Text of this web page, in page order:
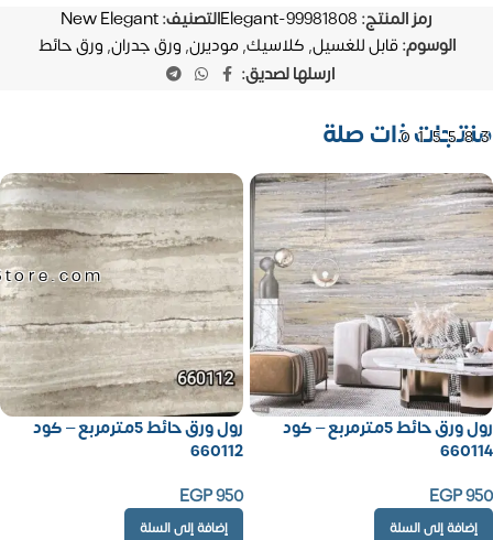
رمز المنتج: Elegant-99981808التصنيف:New Elegant
الوسوم:قابل للغسيل, كلاسيك,موديرن, ورق جدران, ورق حائط
ارسلها لصديق:
منتجات ذات صلة
رول ورق حائط 5مترمربع – كود
660114
EGP950
إضافة إلى السلة
رول ورق حائط 5مترمربع – كود
660112
EGP950
إضافة إلى السلة